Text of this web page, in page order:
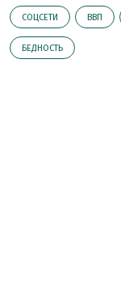
СОЦСЕТИ ВВП
БЕДНОСТЬ